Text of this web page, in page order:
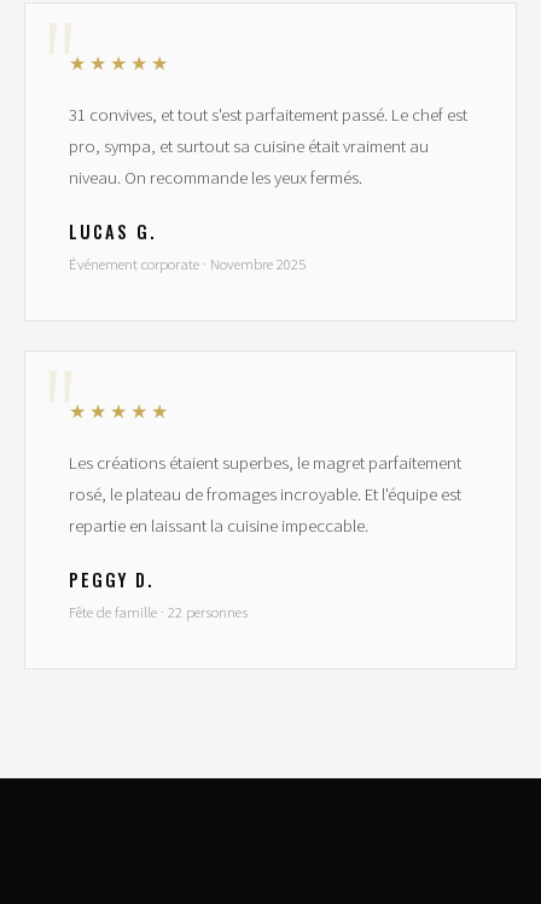
★★★★★
31 convives, et tout s'est parfaitement passé. Le chef est
pro, sympa, et surtout sa cuisine était vraiment au
niveau. On recommande les yeux fermés.
LUCAS G.
Événement corporate · Novembre 2025
★★★★★
Les créations étaient superbes, le magret parfaitement
rosé, le plateau de fromages incroyable. Et l'équipe est
repartie en laissant la cuisine impeccable.
PEGGY D.
Fête de famille · 22 personnes